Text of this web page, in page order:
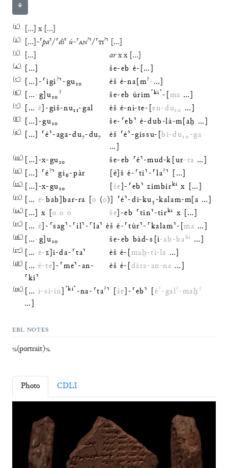
⚘
(1′) … x …
(2′) … -⸢pa⸣/⸢di⸣ ú-⸢AN?⸣/⸢TI?⸣ …
(3′) … arxx …
(4′) … še-eb é- …
(5′) … -⸢igi ?⸣-gu₁₀ èš é-na m? -…
(6′) …-g ]u₁₀ ? še-eb úrim⸢ ki ⸣- ma …
(7′) … é ]-giš-nu₁₁-gal èš é-ní-te- [en-du₁₀ …
(8′) … -gu₁₀ še- ⸢eb⸣ é-dub-lá-m[ aḫ …
(9′) … ⸢é⸣-aga-du₇-du₇ èš ⸢é⸣-gissu- [bi-du₁₀-ga
…
(10′) … -x-gu₁₀ še-eb ⸢é⸣-mud-k ur-ra …
(11′) … ⸢é ?⸣ gi₆-pàr è š é-⸢ti⸣-⸢la? ⸣ …
(12′) … -x-gu₁₀ še ]- ⸢eb⸣ zimbirki x …
(13′) … é-bab ]bar-ra [o (o) ⸢é⸣-di-ku₅-kalam-m[a …
(14′) … x [o o o še -eb ⸢tin⸣-tirki x …
(15′) … é ]- ⸢sag⸣-⸢íl⸣-⸢la⸣ èš é-⸢tùr⸣- ⸢kalam⸣- [ma …
(16′) …-g ]u₁₀ še-eb bàd-s [i-ab-baki …
(17′) … é-z ]i-da-⸢ta⸣ èš é- maḫ-ti-la …
(18′) … é-te -⸢me⸣-an-
⸢ki⸣
èš é- dàra-an-na …
(19′) … ì-si-in ⸢ki⸣ -na- ⸢ta? ⸣ še -⸢eb⸣ é? -gal? -maḫ ?
…
EBL NOTES
%(portrait)%
Photo CDLI